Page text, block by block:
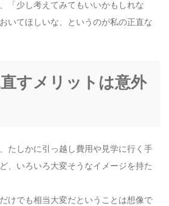
「少し考えてみてもいいかもしれな
いてほしいな、というのが私の正直な
すメリットは意外
たしかに引っ越し費用や見学に行く手
、いろいろ大変そうなイメージを持た
けでも相当大変だということは想像で